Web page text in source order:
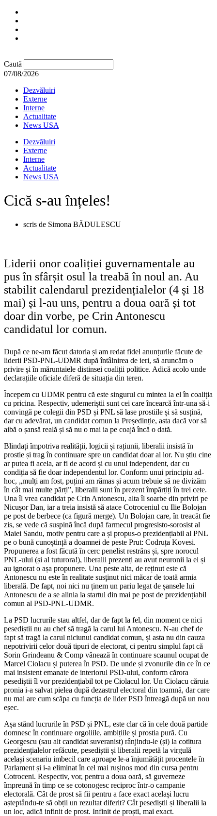
Caută
07/08/2026
Dezvăluiri
Externe
Interne
Actualitate
News USA
Dezvăluiri
Externe
Interne
Actualitate
News USA
Cică s-au înțeles!
scris de Simona BĂDULESCU
Liderii onor coaliției guvernamentale au
pus în sfârșit osul la treabă în noul an. Au
stabilit calendarul prezidențialelor (4 și 18
mai) și l-au uns, pentru a doua oară și tot
doar din vorbe, pe Crin Antonescu
candidatul lor comun.
După ce ne-am făcut datoria și am redat fidel anunțurile făcute de
liderii PSD-PNL-UDMR după întâlnirea de ieri, să aruncăm o
privire și în măruntaiele distinsei coaliții politice. Adică acolo unde
declarațiile oficiale diferă de situația din teren.
Începem cu UDMR pentru că este singurul cu mintea la el în coaliția
cu pricina. Respectiv, udemeriștii sunt cei care încearcă într-una să-i
convingă pe colegii din PSD și PNL să lase prostiile și să susțină,
dar cu adevărat, un candidat comun la Președinție, asta dacă vor să
aibă o șansă reală și să nu o mai ia pe coajă încă o dată.
Blindați împotriva realității, logicii și rațiunii, liberalii insistă în
prostie și trag în continuare spre un candidat doar al lor. Nu știu cine
ar putea fi acela, ar fi de acord și cu unul independent, dar cu
condiția să fie doar independentul lor. Conform unui principiu ad-
hoc, „mulți am fost, puțini am rămas și acum trebuie să ne divizăm
în cât mai multe părți”, liberalii sunt în prezent împărțiți în trei cete.
Una îl vrea candidat pe Crin Antonescu, alta îl soarbe din priviri pe
Nicușor Dan, iar a treia insistă să atace Cotroceniul cu Ilie Bolojan
pe post de berbece (ca figură merge). Un Bolojan care, în treacăt fie
zis, se vede că suspină încă după farmecul progresisto-sorosist al
Maiei Sandu, motiv pentru care a și propus-o prezidențiabil al PNL
pe o bună cunoștință a doamnei de peste Prut: Codruța Kovesi.
Propunerea a fost făcută în cerc penelist restrâns și, spre norocul
PNL-ului (și al tuturora!), liberalii prezenți au avut neuronii la ei și
au ignorat o așa propunere. Una peste alta, de reținut este că
Antonescu nu este în realitate susținut nici măcar de toată armia
liberală. De fapt, noi nici nu ținem un pariu legat de șansele lui
Antonescu de a se alinia la startul din mai pe post de prezidențiabil
comun al PSD-PNL-UDMR.
La PSD lucrurile stau altfel, dar de fapt la fel, din moment ce nici
pesediștii nu au chef să tragă la carul lui Antonescu. N-au chef de
fapt să tragă la carul niciunui candidat comun, și asta nu din cauza
nepotrivirii celor două tipuri de electorat, ci pentru simplul fapt că
Sorin Grindeanu & Comp vânează în continuare scaunul ocupat de
Marcel Ciolacu și puterea în PSD. De unde și zvonurile din ce în ce
mai insistent emanate de interiorul PSD-ului, conform cărora
pesediștii îl vor prezidențiabil tot pe Ciolacul lor. Un Ciolacu căruia
pronia i-a salvat pielea după dezastrul electoral din toamnă, dar care
nu mai are cum scăpa cu funcția de lider PSD întreagă după un nou
eșec.
Așa stând lucrurile în PSD și PNL, este clar că în cele două partide
domnesc în continuare orgoliile, ambițiile și prostia pură. Cu
Georgescu (sau alt candidat suveranist) rânjindu-le (și) la cotitura
prezidențialelor refăcute, pesediștii și liberalii repetă la virgulă
același scenariu imbecil care aproape le-a înjumătățit procentele în
Parlament și i-a eliminat în cel mai rușinos mod din cursa pentru
Cotroceni. Respectiv, vor, pentru a doua oară, să guverneze
împreună în timp ce se cotonogesc reciproc într-o campanie
electorală. Cât de prost să fii pentru a face exact același lucru
așteptându-te să obții un rezultat diferit? Cât pesediștii și liberalii la
un loc, adică infinit de prost. Infinit de proști, mai exact.